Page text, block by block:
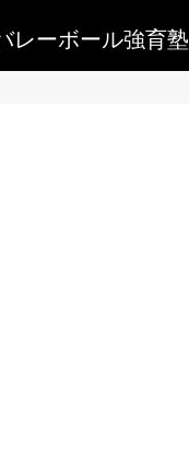
レーボール強育塾